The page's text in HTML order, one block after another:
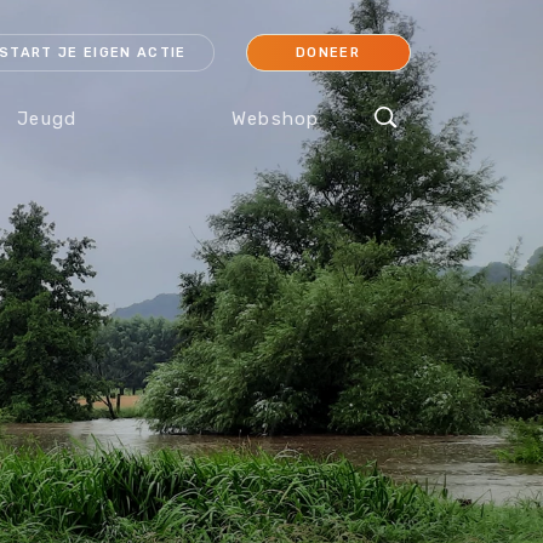
START JE EIGEN ACTIE DONEER
Orang-oetan
IJsbeer
Jeugd Webshop